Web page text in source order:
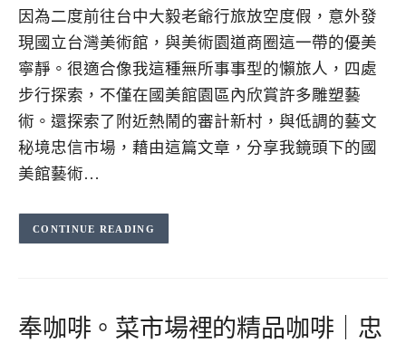
因為二度前往台中大毅老爺行旅放空度假，意外發
現國立台灣美術館，與美術園道商圈這一帶的優美
寧靜。很適合像我這種無所事事型的懶旅人，四處
步行探索，不僅在國美館園區內欣賞許多雕塑藝
術。還探索了附近熱鬧的審計新村，與低調的藝文
秘境忠信市場，藉由這篇文章，分享我鏡頭下的國
美館藝術…
CONTINUE READING
奉咖啡。菜市場裡的精品咖啡｜忠